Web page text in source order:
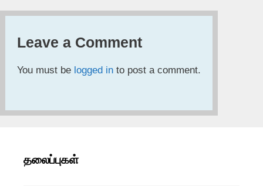
Leave a Comment
You must be logged in to post a comment.
தலைப்புகள்